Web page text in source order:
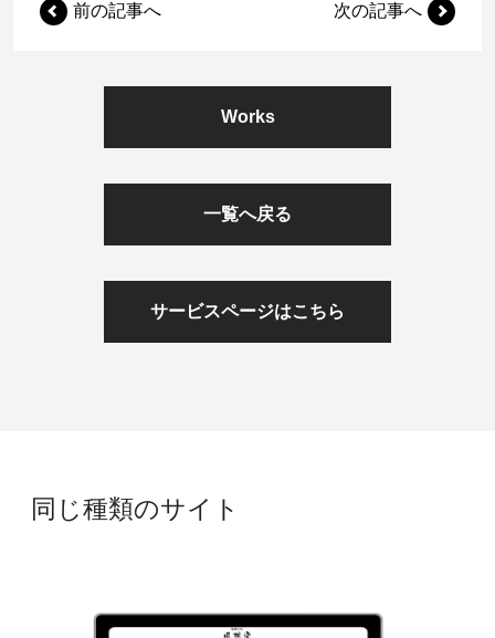
前の記事へ 次の記事へ
Works
一覧へ戻る
サービスページはこちら
同じ種類のサイト